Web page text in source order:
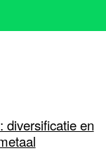
diversificatie en